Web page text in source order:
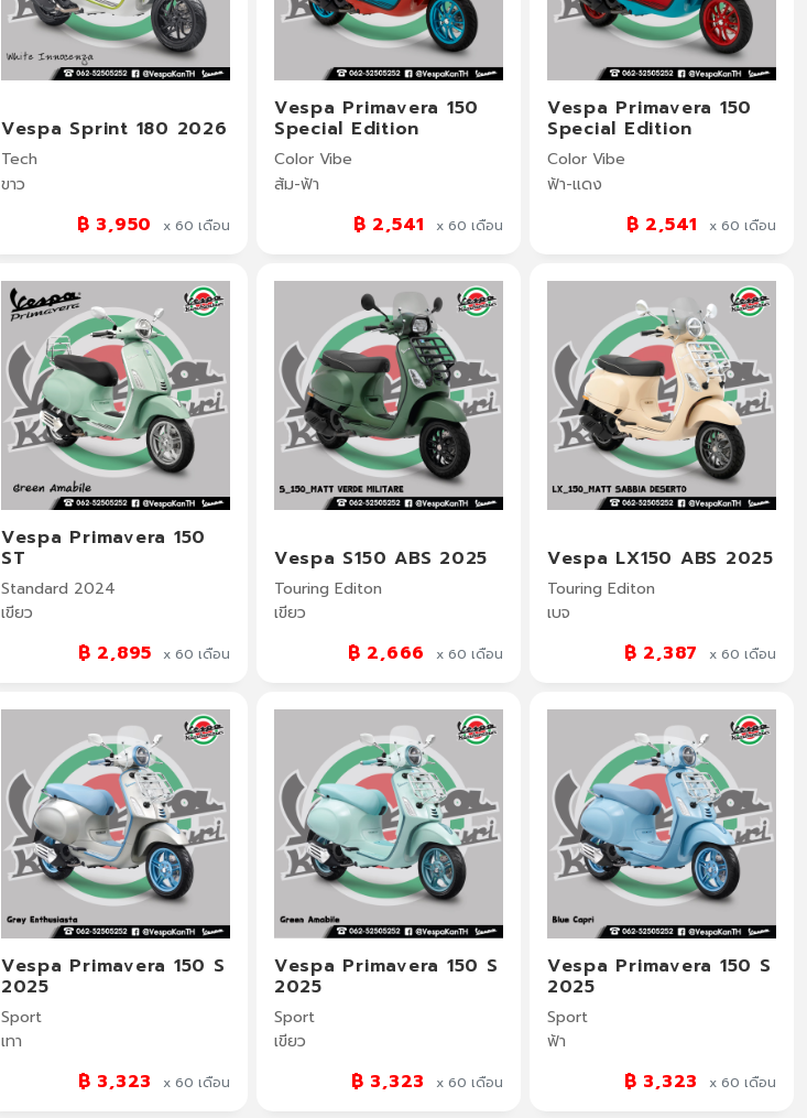
Vespa Sprint 180 2026
Tech
ขาว
฿ 3,950 x 60 เดือน
Vespa Primavera 150
Special Edition
Color Vibe
ส้ม-ฟ้า
฿ 2,541 x 60 เดือน
Vespa Primavera 150
Special Edition
Color Vibe
ฟ้า-แดง
฿ 2,541 x 60 เดือน
Vespa Primavera 150
ST
Standard 2024
เขียว
฿ 2,895 x 60 เดือน
Vespa S150 ABS 2025
Touring Editon
เขียว
฿ 2,666 x 60 เดือน
Vespa LX150 ABS 2025
Touring Editon
เบจ
฿ 2,387 x 60 เดือน
Vespa Primavera 150 S
2025
Sport
เทา
฿ 3,323 x 60 เดือน
Vespa Primavera 150 S
2025
Sport
เขียว
฿ 3,323 x 60 เดือน
Vespa Primavera 150 S
2025
Sport
ฟ้า
฿ 3,323 x 60 เดือน